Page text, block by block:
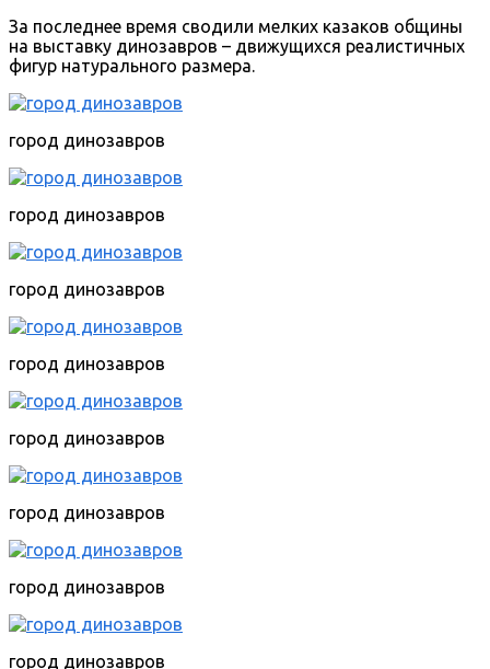
За последнее время сводили мелких казаков общины
на выставку динозавров – движущихся реалистичных
фигур натурального размера.
город динозавров
город динозавров
город динозавров
город динозавров
город динозавров
город динозавров
город динозавров
город динозавров